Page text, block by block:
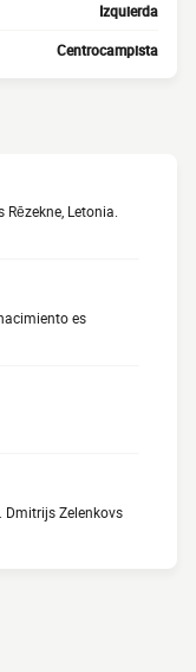
Izquierda
Centrocampista
Letonia.
es
Dmitrijs Zelenkovs